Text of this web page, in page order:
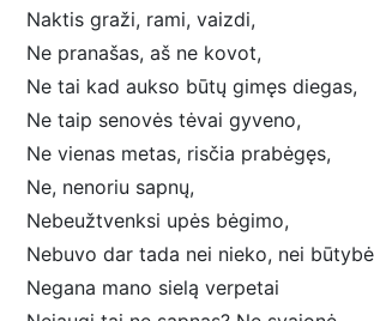
Naktis graži, rami, vaizdi,
Ne pranašas, aš ne kovot,
Ne tai kad aukso būtų gimęs diegas,
Ne taip senovės tėvai gyveno,
Ne vienas metas, risčia prabėgęs,
Ne, nenoriu sapnų,
Nebeužtvenksi upės bėgimo,
Nebuvo dar tada nei nieko, nei
Negana mano sielą verpetai